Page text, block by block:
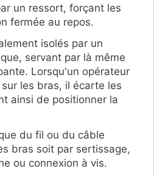
un ressort, forçant les
fermée au repos.
isolés par un
servant par là même
Lorsqu'un opérateur
les bras, il écarte les
ainsi de positionner la
du fil ou du câble
bras soit par sertissage,
ou connexion à vis.